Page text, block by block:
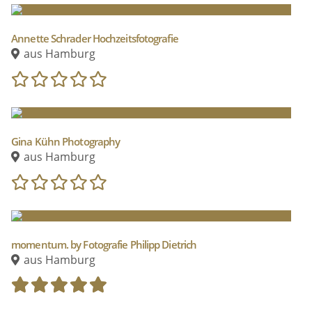
Annette Schrader Hochzeitsfotografie
aus Hamburg
Gina Kühn Photography
aus Hamburg
momentum. by Fotografie Philipp Dietrich
aus Hamburg